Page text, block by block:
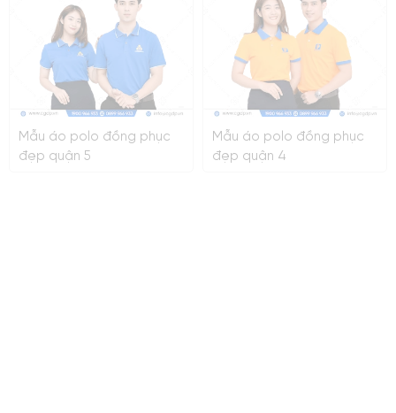
Mẫu áo polo đồng phục
đẹp quận 5
Mẫu áo polo đồng phục
đẹp quận 4